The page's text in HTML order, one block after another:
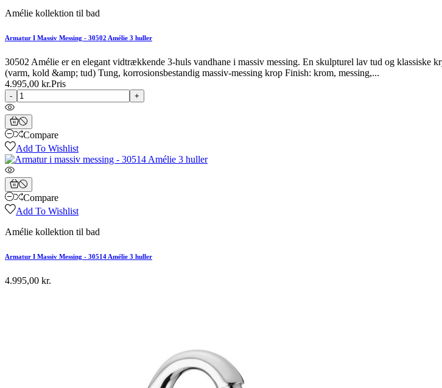
Amélie kollektion til bad
Armatur I Massiv Messing - 30502 Amélie 3 huller
30502 Amélie er en elegant vidtrækkende 3-huls vandhane i massiv messing. En skulpturel lav tud og
(varm, kold &amp; tud) Tung, korrosionsbestandig massiv-messing krop Finish: krom, messing,...
4.995,00 kr.Pris
- +
Compare
Add To Wishlist
Compare
Add To Wishlist
Amélie kollektion til bad
Armatur I Massiv Messing - 30514 Amélie 3 huller
4.995,00 kr.